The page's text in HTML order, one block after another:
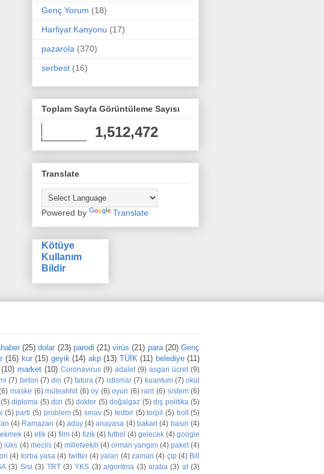
Genç Yorum (18)
Harfiyat Kanyonu (17)
pazarola (370)
serbest (16)
Toplam Sayfa Görüntüleme Sayısı
1,512,472
Translate
Powered by Translate
Kötüye
Kullanım
Bildir
(25) dolar (23) parodi (21) virüs (21) para (20) Genç
(16) kur (15) geyik (14) akp (13) TÜİK (11) belediye (11)
(10) market (10) Coronavirus (9) adalet (9) asgari ücret (9)
(7) beton (7) din (7) fatura (7) istismar (7) kuantum (7) okul
maske (6) müteahhit (6) oy (6) oyun (6) rant (6) sistem (6)
(5) diploma (5) dizi (5) doktor (5) doğalgaz (5) dış politika (5)
(5) parti (5) problem (5) sınav (5) tedbir (5) torpil (5) troll
(5)
(4) Ramazan (4) aday (4) anayasa (4) bakan (4) basın (4)
ekmek (4) etik (4) film (4) fizik (4) futbol (4) gelecek (4) google
lüks (4) meclis (4) milletvekili (4) orman yangını (4) paket (4)
(4) torba yasa (4) twitter (4) yalan (4) zaman (4) çip (4) Bill
(3) Sisi (3) TRT (3) YKS (3) algoritma (3) araba (3) at (3)